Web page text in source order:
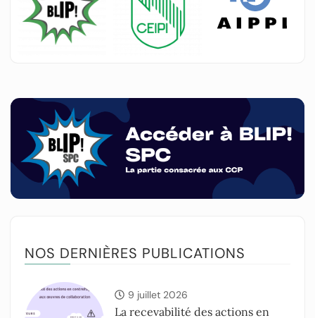
NOS DERNIÈRES PUBLICATIONS
9 juillet 2026
La recevabilité des actions en